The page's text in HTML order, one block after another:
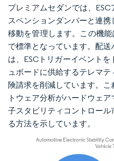
プレミアムセダンでは、
スペンションダンパーと連
移動を管理します。この機
で標準となっています。配
は、ESCトリガーイベント
ュボードに供給するテレマ
険請求を削減しています。
トウェア分析がハードウェ
子スタビリティコントロー
る方法を示しています。